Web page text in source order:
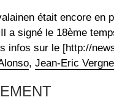
était encore en
a signé le 18ème
infos sur le [http://
, Jean-Eric Vergne